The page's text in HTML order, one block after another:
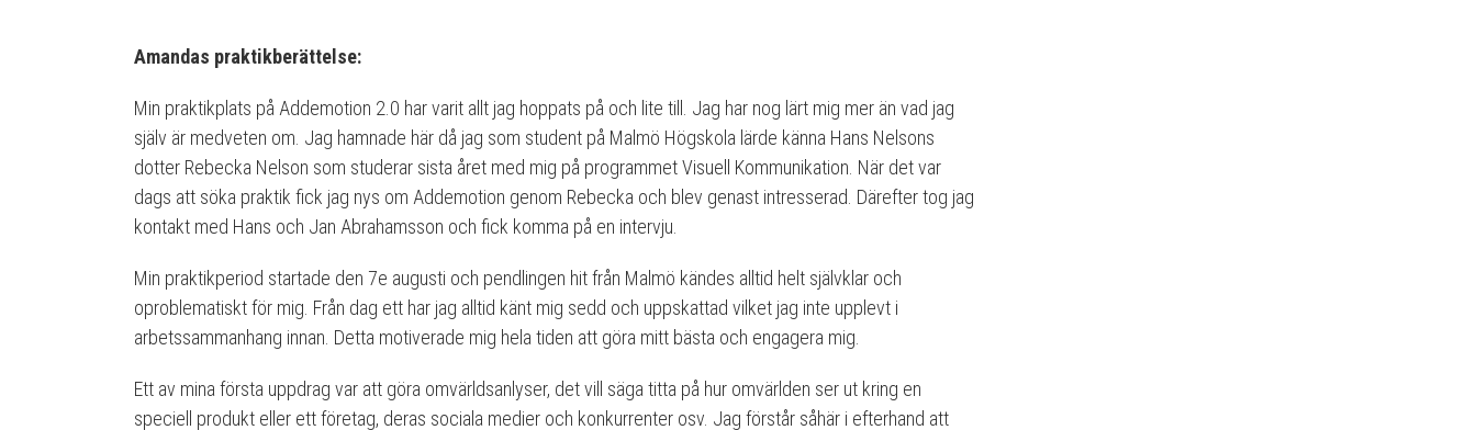
Amandas praktikberättelse:
Min praktikplats på Addemotion 2.0 har varit allt jag hoppats på och lite till. Jag har nog lärt mig mer än vad jag
själv är medveten om. Jag hamnade här då jag som student på Malmö Högskola lärde känna Hans Nelsons
dotter Rebecka Nelson som studerar sista året med mig på programmet Visuell Kommunikation. När det var
dags att söka praktik fick jag nys om Addemotion genom Rebecka och blev genast intresserad. Därefter tog jag
kontakt med Hans och Jan Abrahamsson och fick komma på en intervju.
Min praktikperiod startade den 7e augusti och pendlingen hit från Malmö kändes alltid helt självklar och
oproblematiskt för mig. Från dag ett har jag alltid känt mig sedd och uppskattad vilket jag inte upplevt i
arbetssammanhang innan. Detta motiverade mig hela tiden att göra mitt bästa och engagera mig.
Ett av mina första uppdrag var att göra omvärldsanlyser, det vill säga titta på hur omvärlden ser ut kring en
speciell produkt eller ett företag, deras sociala medier och konkurrenter osv. Jag förstår såhär i efterhand att